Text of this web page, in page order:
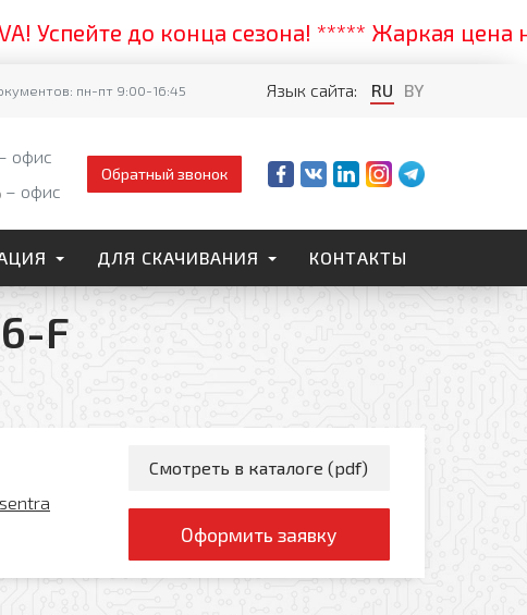
до конца сезона! ***** Жаркая цена на
пн-пт 9:00-16:45 Язык сайта: RU BY
офис
офис
Обратный звонок
ДЛЯ СКАЧИВАНИЯ КОНТАКТЫ
F
Смотреть в каталоге (pdf)
Оформить заявку